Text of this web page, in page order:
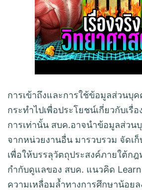
การเข้าถึงและการใช้ข้อมูลส่วนบุ
กระทำไปเพื่อประโยชน์เกี่ยวกับเรื่
การเท่านั้น สบค.อาจนำข้อมูลส่วน
จากหน่วยงานอื่น มารวบรวม จัดเก็
เพื่อให้บรรลุวัตถุประสงค์ภายใต้ก
กำกับดูแลของ สบค. แนวคิด
ความเหลื่อมล้ำทางการศึกษาน้อย